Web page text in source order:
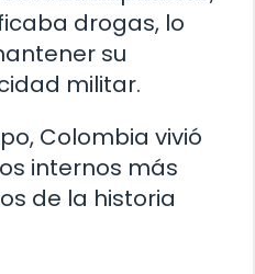
drogas, lo
su
militar.
Colombia vivió
internos más
de la historia